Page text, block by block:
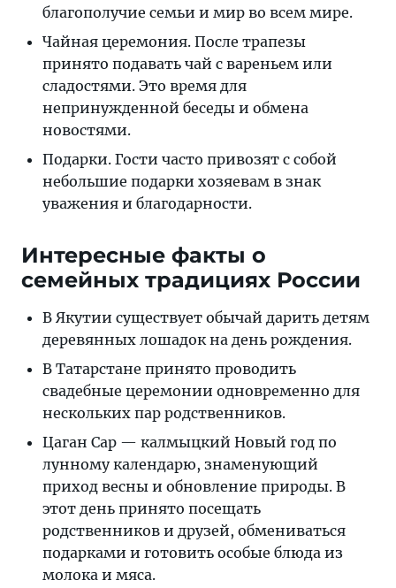
благополучие семьи и мир во всем мире.
Чайная церемония. После трапезы
принято подавать чай с вареньем или
сладостями. Это время для
непринужденной беседы и обмена
новостями.
Подарки. Гости часто привозят с собой
небольшие подарки хозяевам в знак
уважения и благодарности.
Интересные факты о
семейных традициях России
В Якутии существует обычай дарить детям
деревянных лошадок на день рождения.
В Татарстане принято проводить
свадебные церемонии одновременно для
нескольких пар родственников.
Цаган Сар — калмыцкий Новый год по
лунному календарю, знаменующий
приход весны и обновление природы. В
этот день принято посещать
родственников и друзей, обмениваться
подарками и готовить особые блюда из
молока и мяса.